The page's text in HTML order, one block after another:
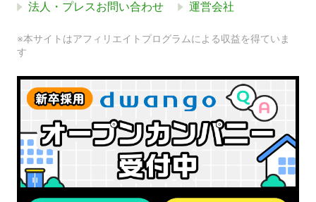
法人・プレスお問い合わせ 運営会社
※本サイトはアフィリエイトプログラムによる収益を得ていま
す